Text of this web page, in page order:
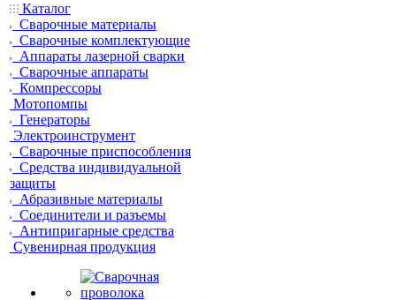
Каталог
Сварочные материалы
Сварочные комплектующие
Аппараты лазерной сварки
Сварочные аппараты
Компрессоры
Мотопомпы
Генераторы
Электроинструмент
Сварочные приспособления
Средства индивидуальной
защиты
Абразивные материалы
Соединители и разъемы
Антипригарные средства
Сувенирная продукция